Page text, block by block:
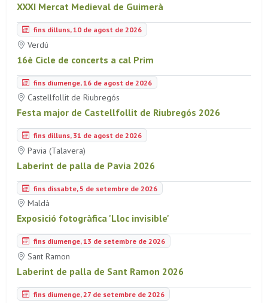
XXXI Mercat Medieval de Guimerà
fins dilluns, 10 de agost de 2026
Verdú
16è Cicle de concerts a cal Prim
fins diumenge, 16 de agost de 2026
Castellfollit de Riubregós
Festa major de Castellfollit de Riubregós 2026
fins dilluns, 31 de agost de 2026
Pavia (Talavera)
Laberint de palla de Pavia 2026
fins dissabte, 5 de setembre de 2026
Maldà
Exposició fotogràfica 'Lloc invisible'
fins diumenge, 13 de setembre de 2026
Sant Ramon
Laberint de palla de Sant Ramon 2026
fins diumenge, 27 de setembre de 2026